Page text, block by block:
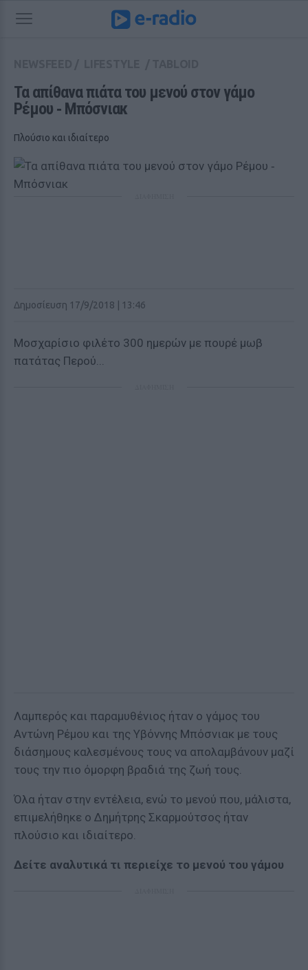
Τα απίθανα πιάτα του μενού στον γάμο
Ρέμου ‑ Μπόσνιακ
Πλούσιο και ιδιαίτερο
Δημοσίευση 17/9/2018 | 13:46
Μοσχαρίσιο φιλέτο 300 ημερών με πουρέ μωβ
πατάτας Περού...
Λαμπερός και παραμυθένιος ήταν ο γάμος του
Αντώνη Ρέμου και της Υβόννης Μπόσνιακ με τους
διάσημους καλεσμένους τους να απολαμβάνουν μαζί
τους την πιο όμορφη βραδιά της ζωή τους.
Όλα ήταν στην εντέλεια, ενώ το μενού που, μάλιστα,
επιμελήθηκε ο Δημήτρης Σκαρμούτσος ήταν
πλούσιο και ιδιαίτερο.
Δείτε αναλυτικά τι περιείχε το μενού του γάμου